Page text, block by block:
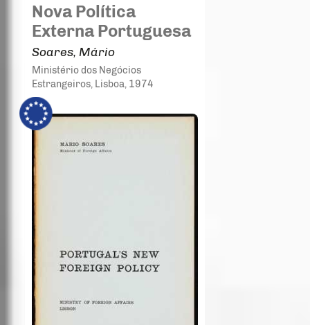
Nova Política
Externa Portuguesa
Soares, Mário
Ministério dos Negócios
Estrangeiros, Lisboa, 1974